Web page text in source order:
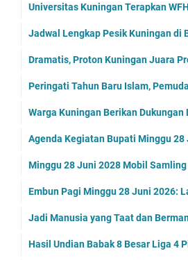
Universitas Kuningan Terapkan
Jadwal Lengkap Pesik Kuningan di
Dramatis, Proton Kuningan Juara
Peringati Tahun Baru Islam,
Warga Kuningan Berikan Dukungan
Agenda Kegiatan Bupati Minggu 28
Minggu 28 Juni 2028 Mobil
Embun Pagi Minggu 28 Juni 2026:
Jadi Manusia yang Taat dan
Hasil Undian Babak 8 Besar Liga 4